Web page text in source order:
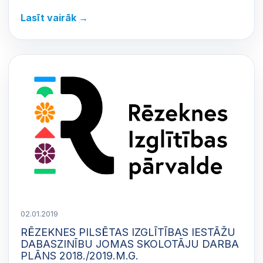
Lasīt vairāk →
02.01.2019
RĒZEKNES PILSĒTAS IZGLĪTĪBAS IESTĀŽU
DABASZINĪBU JOMAS SKOLOTĀJU DARBA
PLĀNS 2018./2019.M.G.